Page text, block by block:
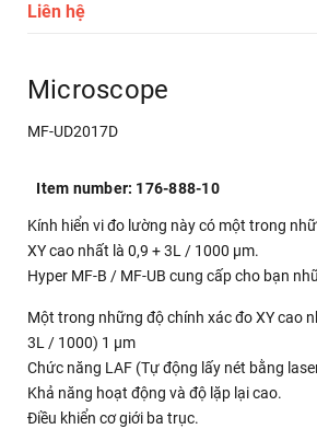
Liên hệ
Microscope
MF-UD2017D
Item number: 176-888-10
Kính hiển vi đo lường này có một trong
XY cao nhất là 0,9 + 3L / 1000 μm.
Hyper MF-B / MF-UB cung cấp cho bạn
Một trong những độ chính xác đo XY cao
3L / 1000) 1 μm
Chức năng LAF (Tự động lấy nét bằng
Khả năng hoạt động và độ lặp lại cao.
Điều khiển cơ giới ba trục.